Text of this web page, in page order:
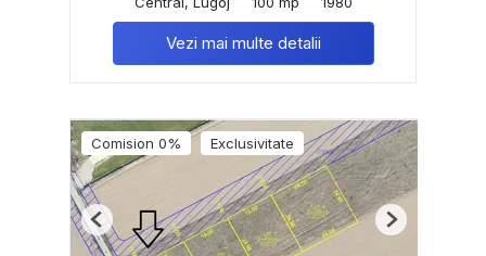
Vezi mai multe detalii
Comision 0% Exclusivitate
Previous Next